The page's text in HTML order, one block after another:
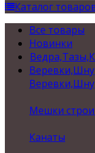
Каталог
Все товары
Новинки
Мешки
Канаты